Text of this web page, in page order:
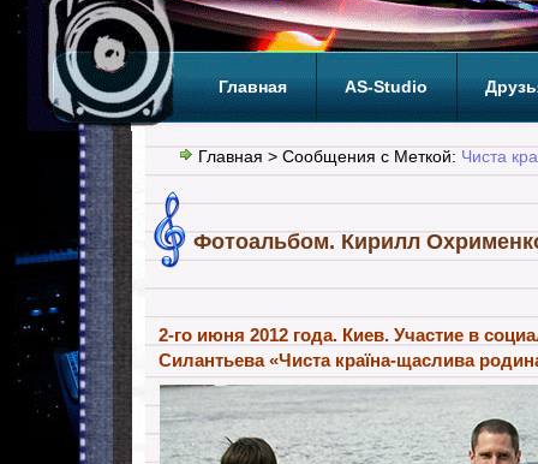
Главная AS-Studio
Теги ТОП
Главная > Сообщения с Меткой: Чиста
Фотоальбом. Кирилл
2-го июня 2012 года. Киев. Участие в
Силантьева «Чиста країна-щаслива